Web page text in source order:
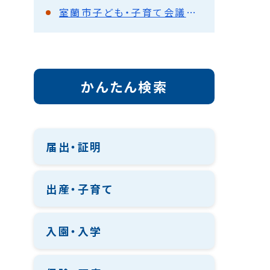
室蘭市子ども・子育て会議概要
かんたん検索
届出・証明
出産・子育て
入園・入学